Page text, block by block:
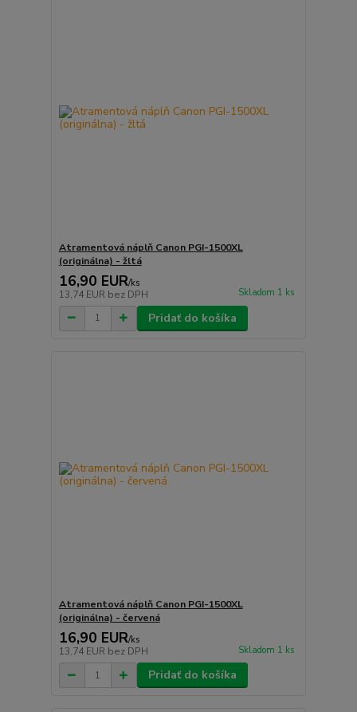
Atramentová náplň Canon PGI-1500XL
(originálna) - žltá
16,90 EUR/ks
13,74 EUR bez DPH Skladom 1 ks
Pridať do košíka
Atramentová náplň Canon PGI-1500XL
(originálna) - červená
16,90 EUR/ks
13,74 EUR bez DPH Skladom 1 ks
Pridať do košíka